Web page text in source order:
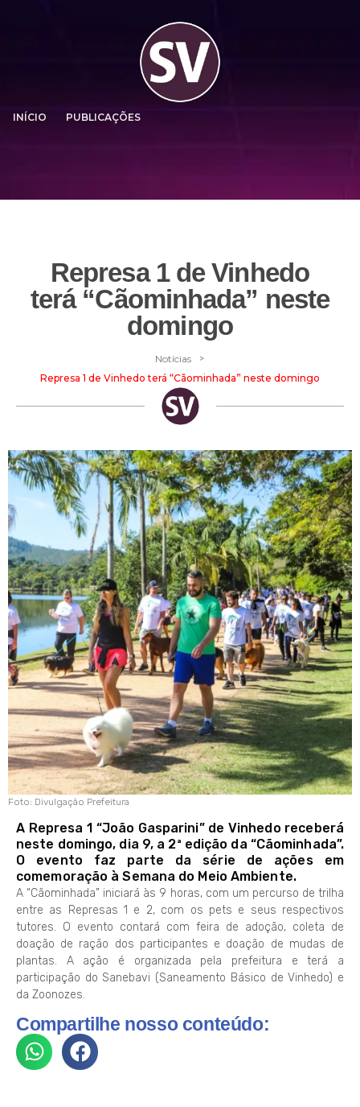
INÍCIO PUBLICAÇÕES
Represa 1 de Vinhedo
terá “Cãominhada” neste
domingo
Notícias >
Represa 1 de Vinhedo terá “Cãominhada” neste domingo
Foto: Divulgação Prefeitura
A Represa 1 “João Gasparini” de Vinhedo receberá
neste domingo, dia 9, a 2ª edição da “Cãominhada”.
O evento faz parte da série de ações em
comemoração à Semana do Meio Ambiente.
A “Cãominhada” iniciará às 9 horas, com um percurso de trilha
entre as Represas 1 e 2, com os pets e seus respectivos
tutores. O evento contará com feira de adoção, coleta de
doação de ração dos participantes e doação de mudas de
plantas. A ação é organizada pela prefeitura e terá a
participação do Sanebavi (Saneamento Básico de Vinhedo) e
da Zoonozes.
Compartilhe nosso conteúdo: